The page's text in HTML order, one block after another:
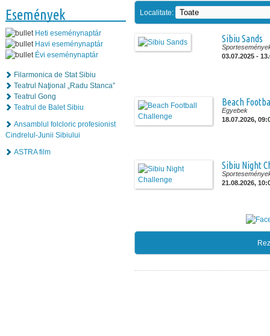
Események
Heti eseménynaptár
Havi eseménynaptár
Évi eseménynaptár
Filarmonica de Stat Sibiu
Teatrul Naţional „Radu Stanca”
Teatrul Gong
Teatrul de Balet Sibiu
Ansamblul folcloric profesionist
Cindrelul-Junii Sibiului
ASTRA film
Localitate:
Sibiu Sands
03.07.2025 -
Beach
Egyebek
18.07.2026,
Sibiu Night
21.08.2026,